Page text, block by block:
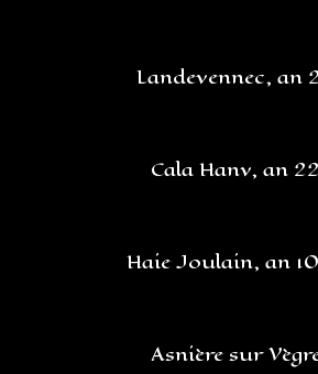
Landevennec, an
Cala Hanv, an 22
Haie Joulain, an
Asnière sur